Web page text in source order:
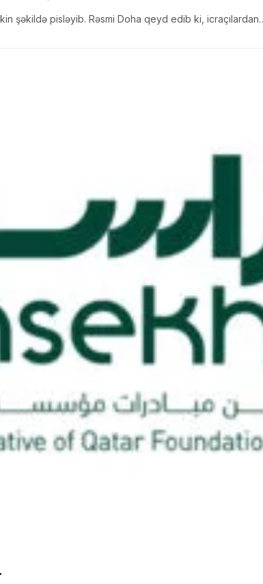
şəkildə pisləyib. Rəsmi Doha qeyd edib ki,